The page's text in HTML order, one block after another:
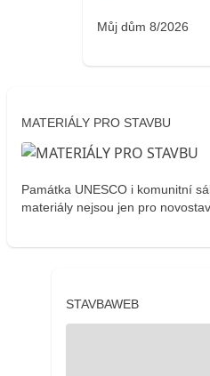
Můj dům 8/2026
MATERIÁLY PRO STAVBU
Památka UNESCO i komunitní
materiály nejsou jen pro
STAVBAWEB